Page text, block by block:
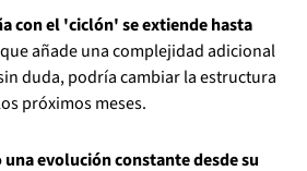
con el 'ciclón' se extiende hasta
añade una complejidad adicional
duda, podría cambiar la estructura
próximos meses.
evolución constante desde su